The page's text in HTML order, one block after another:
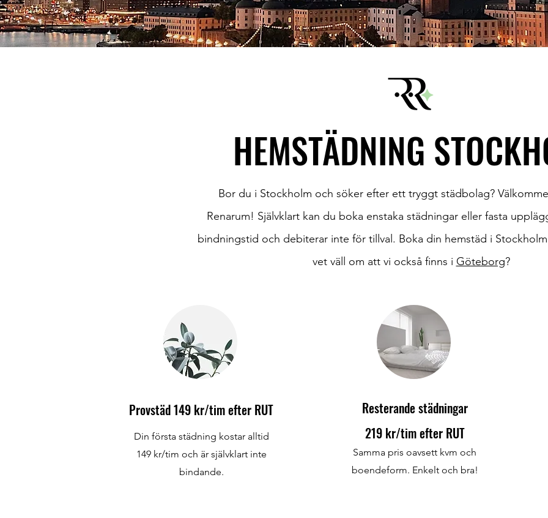
HEMSTÄDNING
Bor du i Stockholm och söker efter ett tryggt städbolag?
Renarum! Självklart kan du boka enstaka städningar eller fasta
bindningstid och debiterar inte för tillval. Boka din hemstäd i
vet väll om att vi också finns i Göteborg?
Provstäd 149 kr/tim efter RUT
Din första städning kostar alltid
149 kr/tim och är självklart inte
bindande.
Resterande städningar
219 kr/tim efter RUT
Samma pris oavsett kvm och
boendeform. Enkelt och bra!